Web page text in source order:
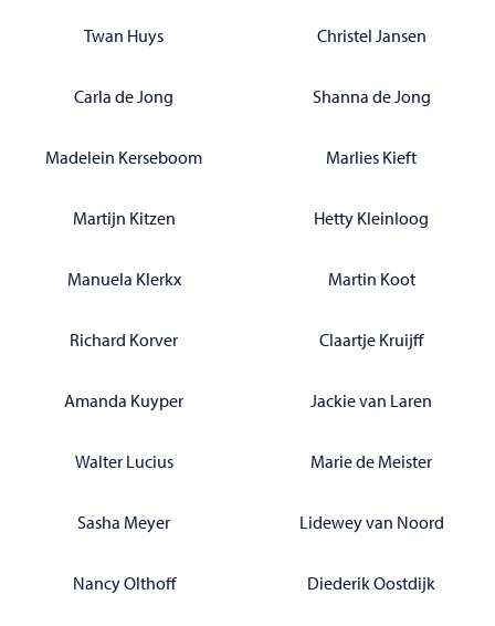
Twan Huys Christel Jansen
Carla de Jong Shanna de Jong
Madelein Kerseboom Marlies Kieft
Martijn Kitzen Hetty Kleinloog
Manuela Klerkx Martin Koot
Richard Korver Claartje Kruijff
Amanda Kuyper Jackie van Laren
Walter Lucius Marie de Meister
Sasha Meyer Lidewey van Noord
Nancy Olthoff Diederik Oostdijk